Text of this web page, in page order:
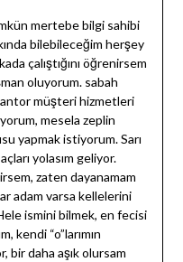
mertebe bilgi sahibi
bilebileceğim herşey
çalıştığını öğrenirsem
oluyorum. sabah
müşteri hizmetleri
mesela zeplin
yapmak istiyorum. Sarı
yolasım geliyor.
zaten dayanamam
adam varsa kellelerini
ismini bilmek, en fecisi
kendi “o”larımın
bir daha aşık olursam